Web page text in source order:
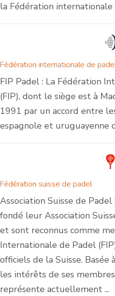
la Fédération internationale
Fédération internationale de
FIP Padel : La Fédération
(FIP), dont le siège est à
1991 par un accord entre
espagnole et uruguayenne
Fédération suisse de padel
Association Suisse de
fondé leur Association
et sont reconnus comme
Internationale de Padel
officiels de la Suisse. Basée
les intérêts de ses
représente actuellement ...